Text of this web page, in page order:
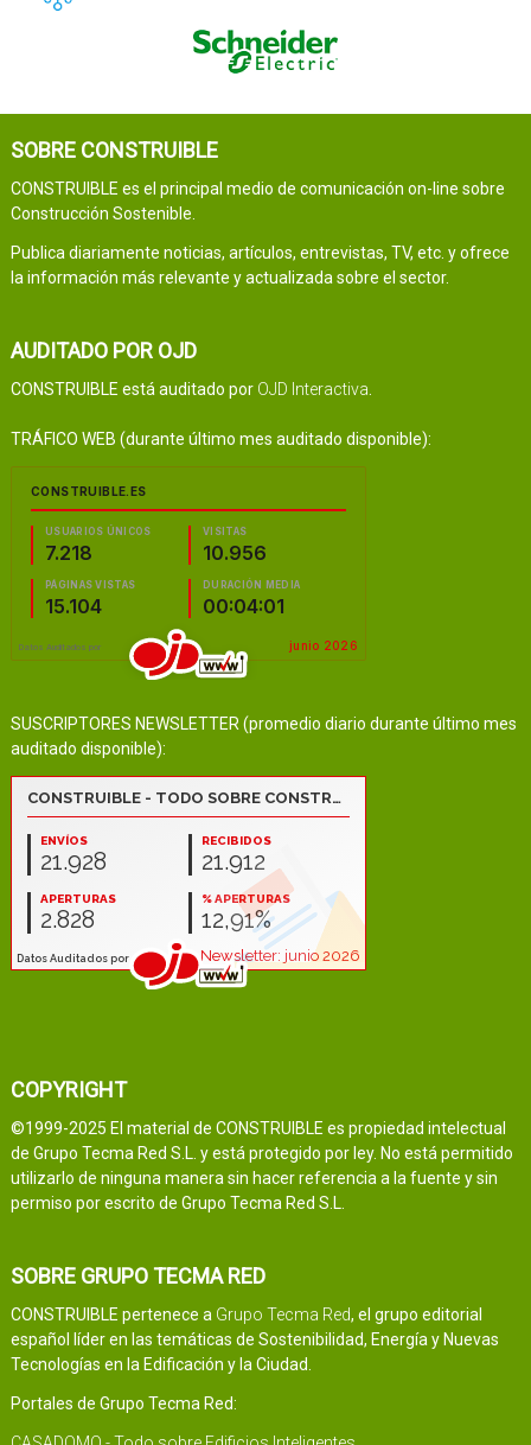
SOBRE CONSTRUIBLE
CONSTRUIBLE es el principal medio de comunicación on-line sobre
Construcción Sostenible.
Publica diariamente noticias, artículos, entrevistas, TV, etc. y ofrece
la información más relevante y actualizada sobre el sector.
AUDITADO POR OJD
CONSTRUIBLE está auditado por OJD Interactiva
TRÁFICO WEB (durante último mes auditado disponible):
SUSCRIPTORES NEWSLETTER (promedio diario durante último mes
auditado disponible):
COPYRIGHT
©1999-2025 El material de CONSTRUIBLE es propiedad intelectual
de Grupo Tecma Red S.L. y está protegido por ley. No está permitido
utilizarlo de ninguna manera sin hacer referencia a la fuente y sin
permiso por escrito de Grupo Tecma Red S.L.
SOBRE GRUPO TECMA RED
CONSTRUIBLE pertenece a Grupo Tecma Red, el grupo editorial
español líder en las temáticas de Sostenibilidad, Energía y Nuevas
Tecnologías en la Edificación y la Ciudad.
Portales de Grupo Tecma Red: